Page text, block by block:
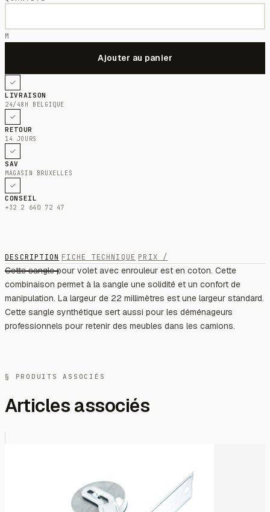
M
LIVRAISON
24/48H BELGIQUE
RETOUR
14 JOURS
SAV
MAGASIN BRUXELLES
CONSEIL
+32 2 640 72 47
DESCRIPTION FICHE TECHNIQUE PRIX /
Cette sangle pour volet avec enrouleur est en coton. Cette
combinaison permet à la sangle une solidité et un confort de
manipulation. La largeur de 22 millimètres est une largeur standard.
Cette sangle synthétique sert aussi pour les déménageurs
professionnels pour retenir des meubles dans les camions.
§ PRODUITS ASSOCIÉS
Articles associés